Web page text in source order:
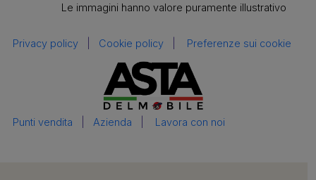
Le immagini hanno valore puramente illustrativo
Privacy policy Cookie policy Preferenze sui cookie
Punti vendita Azienda Lavora con noi